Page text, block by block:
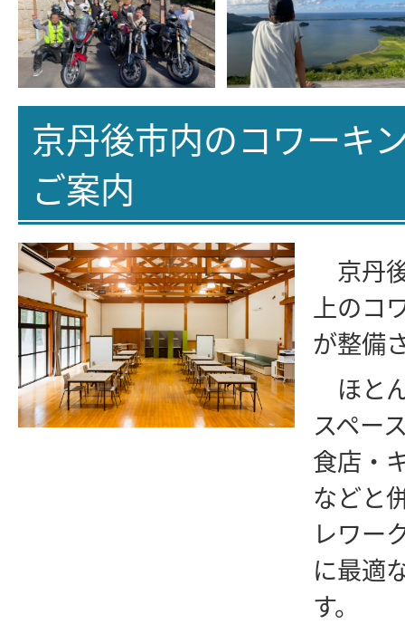
京丹後市内のコワーキ
ご案内
京丹
上のコ
が整備
ほと
スペー
食店・
などと
レワー
に最適
す。